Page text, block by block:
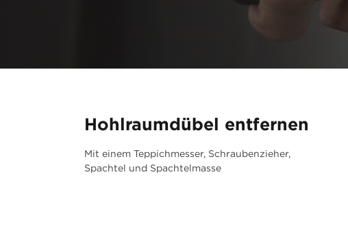
Hohlraumdübel entfernen
Mit einem Teppichmesser, Schraubenzieher,
Spachtel und Spachtelmasse